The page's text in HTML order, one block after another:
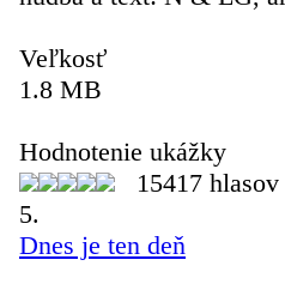
Veľkosť
1.8 MB
Hodnotenie ukážky
15417 hlasov
5.
Dnes je ten deň